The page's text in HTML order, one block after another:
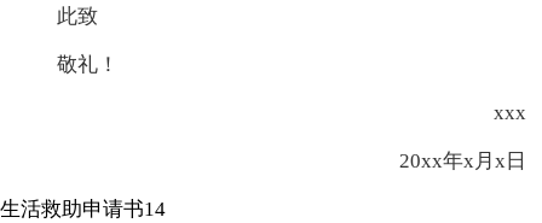
此致
敬礼！
xxx
20xx年x月x日
生活救助申请书14